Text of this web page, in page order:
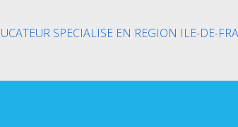
SPECIALISE EN REGION ILE-DE-